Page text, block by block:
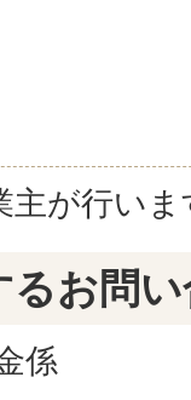
主が行いま
るお問
係